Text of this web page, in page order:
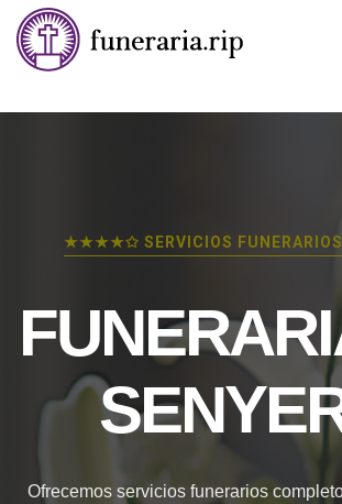
★★★★✩ SERVICIOS FUNERARIOS
Ofrecemos servicios funerarios